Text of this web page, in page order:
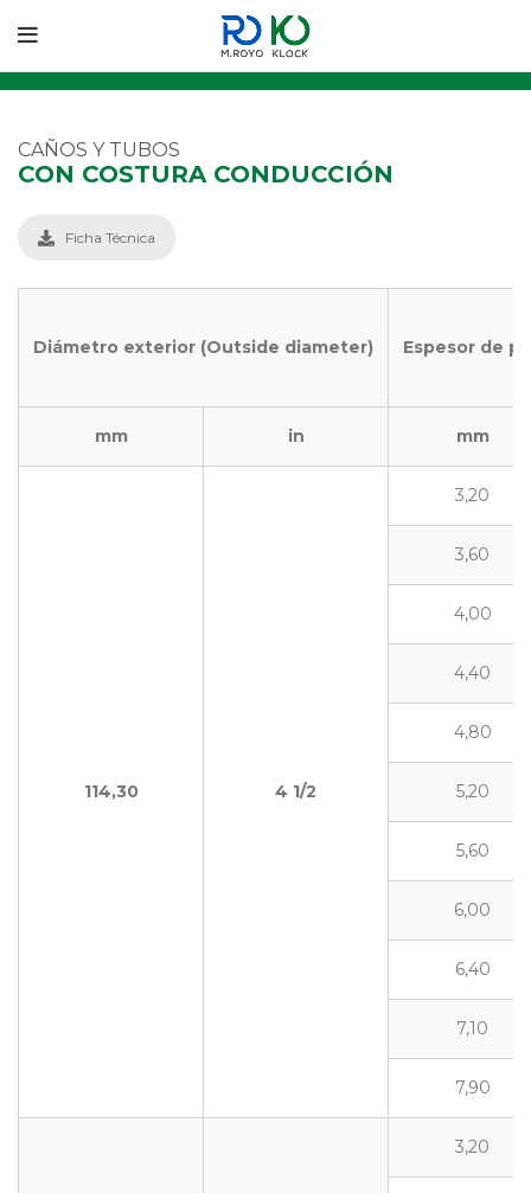
CAÑOS Y TUBOS
CON COSTURA CONDUCCIÓN
Ficha Técnica
Diámetro exterior (Outside diameter) Espesor de
mm in mm
114,30 4 1/2
3,20
3,60
4,00
4,40
4,80
5,20
5,60
6,00
6,40
7,10
7,90
3,20